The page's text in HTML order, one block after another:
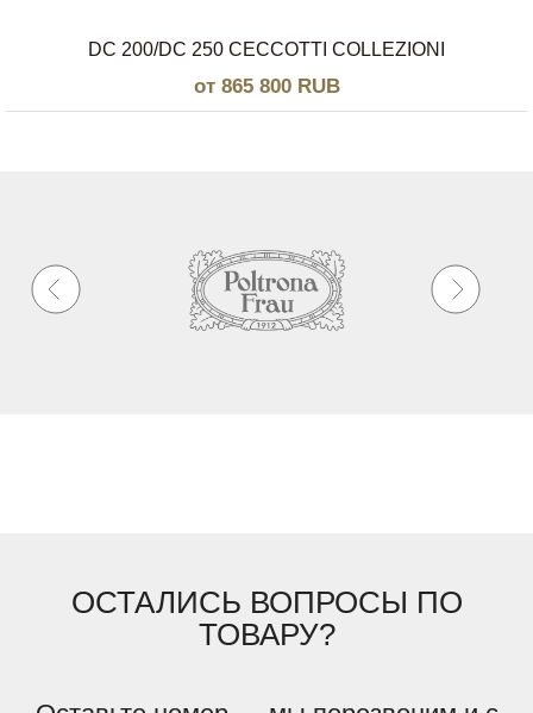
DC 200/DC 250 CECCOTTI COLLEZIONI
от 865 800 RUB
ОСТАЛИСЬ ВОПРОСЫ ПО
ТОВАРУ?